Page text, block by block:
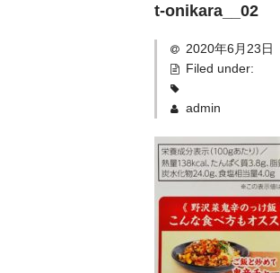
t-onikara__02
2020年6月23日
Filed under:
admin